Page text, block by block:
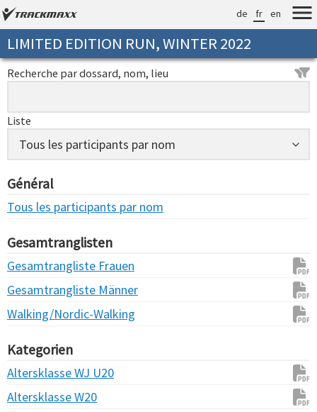
de fr en
LIMITED EDITION RUN, WINTER 2022
Recherche par dossard, nom, lieu
Liste
Général
Tous les participants par nom
Gesamtranglisten
Gesamtrangliste Frauen
Gesamtrangliste Männer
Walking/Nordic-Walking
Kategorien
Altersklasse WJ U20
Altersklasse W20